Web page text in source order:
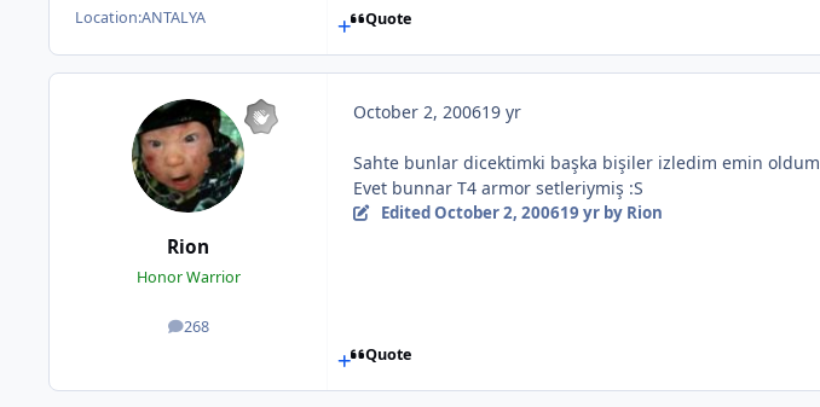
Location:ANTALYA Quote
Rion
Honor Warrior
268
posts
October 2, 200619 yr
Sahte bunlar dicektimki başka bişiler izledim emin oldum
Evet bunnar T4 armor setleriymiş :S
Edited October 2, 200619 yrby Rion
Quote